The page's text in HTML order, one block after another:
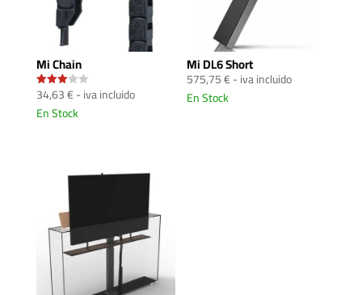
Mi Chain
Valorad
o con
3.00
34,63€- iva incluido
En Stock
Mi DL6 Short
575,75€- iva incluido
En Stock